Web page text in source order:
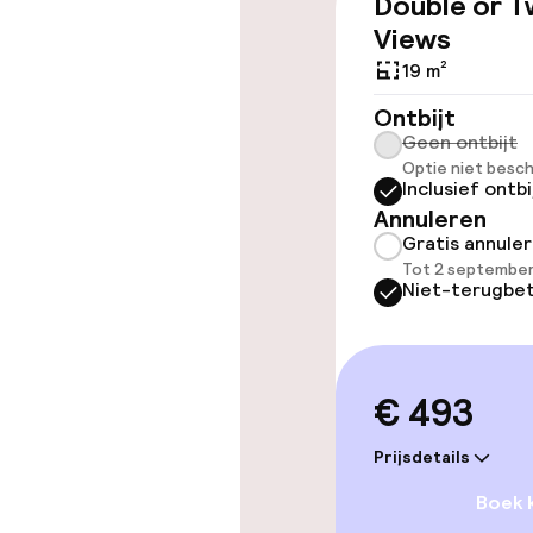
Kamers
Voor
beschikbaar
Entertainment
Gratis wifi
Views
19 m²
Ontbijt
Geen ontbijt
Optie niet
Inclusief
Annuleren
Gratis
Tot 2
Niet-
€ 493
Prijsdetails
Boek